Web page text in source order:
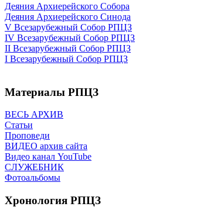
Деяния Архиерейского Собора
Деяния Архиерейского Синода
V Всезарубежный Собор РПЦЗ
IV Всезарубежный Собор РПЦЗ
II Всезарубежный Собор РПЦЗ
I Всезарубежный Собор РПЦЗ
Материалы РПЦЗ
ВЕСЬ АРХИВ
Статьи
Проповеди
ВИДЕО архив сайта
Видео канал YouTube
СЛУЖЕБНИК
Фотоальбомы
Хронология РПЦЗ